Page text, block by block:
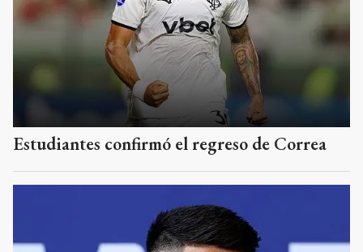
Estudiantes confirmó el regreso de Correa